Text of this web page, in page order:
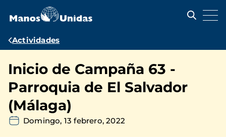
contenido
Ruta
navegación
Actividades
Inicio de Campaña 63 -
Parroquia de El Salvador
(Málaga)
Domingo, 13 febrero, 2022